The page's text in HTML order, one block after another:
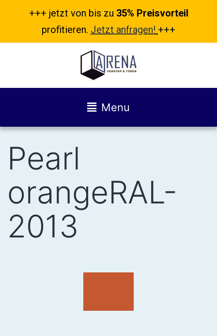
+++ jetzt von bis zu 35% Preisvorteil
profitieren. Jetzt anfragen! +++
Menu
Pearl
orangeRAL-
2013